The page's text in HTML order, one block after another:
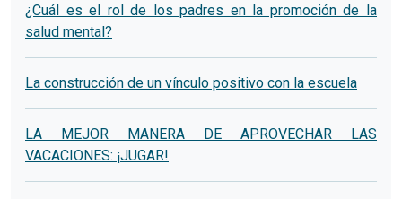
¿Cuál es el rol de los padres en la promoción de la
salud mental?
La construcción de un vínculo positivo con la escuela
LA MEJOR MANERA DE APROVECHAR LAS
VACACIONES: ¡JUGAR!